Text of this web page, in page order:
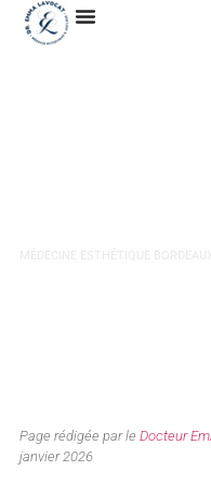
Page rédigée par le Docteur
janvier 2026